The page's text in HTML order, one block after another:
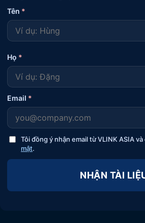
Tên *
Họ *
Email *
Tôi đồng ý nhận email từ VLINK ASIA và
mật.
NHẬN TÀI